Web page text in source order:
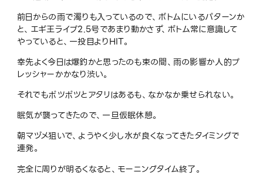
前日からの雨で濁りも入っているので、ボトムにいるパターンか
と、エギ王ライブ2.5号であまり動かさず、ボトム常に意識して
やっていると、一投目よりHIT。
幸先よく今日は爆釣かと思ったのも束の間、雨の影響か人的プ
レッシャーかかなり渋い。
それでもポツポツとアタリはあるも、なかなか乗せられない。
眠気が襲ってきたので、一旦仮眠休憩。
朝マヅメ狙いで、ようやく少し水が良くなってきたタイミングで
連発。
完全に周りが明るくなると、モーニングタイム終了。